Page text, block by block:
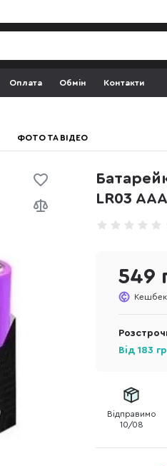
Оплата Обмін Контакти
ФОТО ТА ВІДЕО
LR03
549
Кешбек
Від 183
Відправимо
10/08